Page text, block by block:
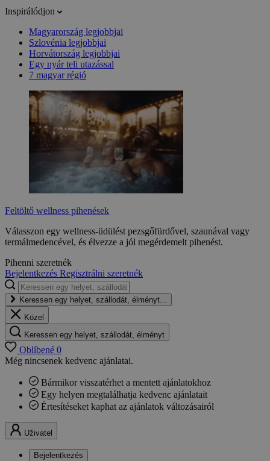
Inspirálódjon
Magyarország legjobbjai
Szlovénia legjobbjai
Horvátország legjobbjai
Egy nyár teli utazással
7 magyar régió
Feltöltő wellness pihenések
Válasszon egy wellness-üdülést pezsgőfürdővel, szaunával vagy
termálmedencével, és élvezze a jól megérdemelt pihenést.
Pihenni szeretnék
Bejelentkezés Regisztrálni szeretnék
Keressen egy helyet, szállodát, élményt...
Közel
Keressen egy helyet, szállodát, élményt
Oblíbené 0
Még nincsenek kedvenc ajánlatai.
Bármikor visszatérhet a mentett ajánlatokhoz
Egy helyen megtalálhatja kedvenc ajánlatait
Értesítéseket kaphat az ajánlatok változásairól
Uživatel
Bejelentkezés